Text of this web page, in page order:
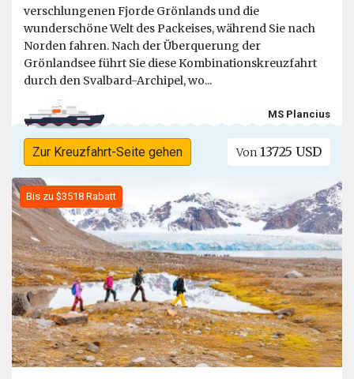
verschlungenen Fjorde Grönlands und die
wunderschöne Welt des Packeises, während Sie nach
Norden fahren. Nach der Überquerung der
Grönlandsee führt Sie diese Kombinationskreuzfahrt
durch den Svalbard-Archipel, wo...
MS Plancius
Zur Kreuzfahrt-Seite gehen Von 13725 USD
Bis zu $3518 Rabatt